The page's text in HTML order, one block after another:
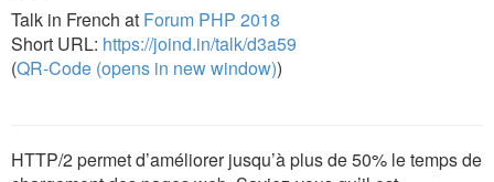
Talk in French at Forum PHP 2018
Short URL: https://joind.in/talk/d3a59
(QR-Code (opens in new window))
HTTP/2 permet d’améliorer jusqu’à plus de 50% le temps de